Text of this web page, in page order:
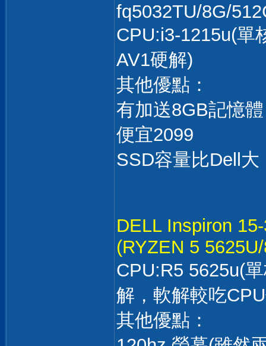
fq5032TU/8G/
CPU:i3-1215u(單
AV1硬解)
其他優點：
有加送8GB記憶
便宜2099
SSD容量比Dell
DELL Inspiron
(RYZEN 5
CPU:R5 5625u(
解，軟解較吃
其他優點：